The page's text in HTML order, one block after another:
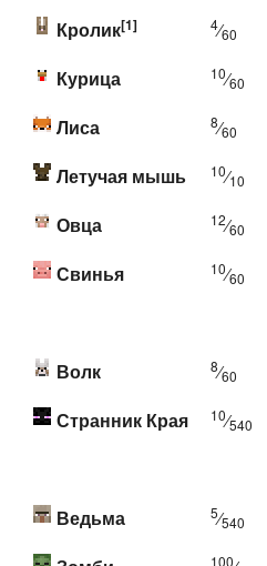
Кролик[1] 4⁄60
Курица 10⁄60
Лиса 8⁄60
Летучая мышь 10⁄10
Овца 12⁄60
Свинья 10⁄60
Волк
8⁄60
Странник Края 10⁄540
Ведьма
5⁄540
100